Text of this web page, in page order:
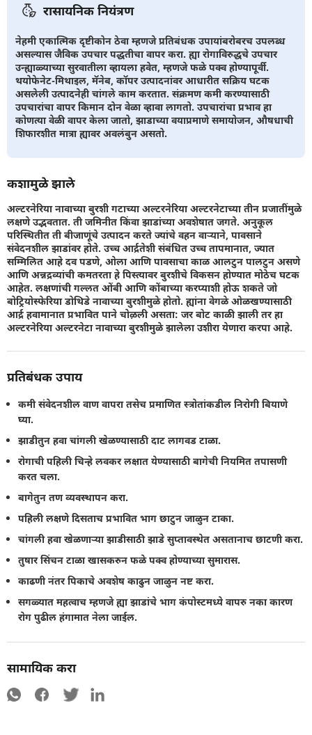
रासायनिक नियंत्रण
नेहमी एकात्मिक दृष्टीकोन ठेवा म्हणजे प्रतिबंधक उपायांबरोबरच उपलब्ध
असल्यास जैविक उपचार पद्धतीचा वापर करा. ह्या रोगाविरुद्धचे उपचार
उन्ह्याळ्याच्या सुरवातीला व्हायला हवेत, म्हणजे फळे पक्व होण्यापूर्वी.
थयोफेनेट-मिथाइल, मॅनेब, कॉपर उत्पादनांवर आधारीत सक्रिय घटक
असलेली उत्पादनेही चांगले काम करतात. संक्रमण कमी करण्यासाठी
उपचारांचा वापर किमान दोन वेळा व्हावा लागतो. उपचारांचा प्रभाव हा
कोणत्या वेळी वापर केला जातो, झाडाच्या वयाप्रमाणे समायोजन, औषधाची
शिफारशीत मात्रा ह्यावर अवलंबुन असतो.
कशामुळे झाले
अल्टरनेरिया नावाच्या बुरशी गटाच्या अल्टरनेरिया अल्टरनेटाच्या तीन प्रजातींमुळे
लक्षणे उद्भवतात. ती जमिनीत किंवा झाडांच्या अवशेषात जगते. अनुकूल
परिस्थितीत ती बीजाणूंचे उत्पादन करते ज्यांचे वहन वार्‍य‍‍ाने, पावसाने
संवेदनशील झाडांवर होते. उच्च आर्द्रतेशी संबंधित उच्च तापमानात, ज्यात
सम्मिलित आहे दव पडणे, ओला आणि पावसाचा काळ आलटुन पालटुन असणे
आणि अन्नद्रव्यांची कमतरता हे पिस्त्यावर बुरशीचे विकसन होण्यात मोठेच घटक
आहेत. लक्षणांची गल्लत ओंबी आणि कोंबाच्या करप्याशी होऊ शकते जो
बोट्रियोस्फेरिया डोथिडे नावाच्या बुरशीमुळे होतो. ह्यांना वेगळे ओळखण्यासाठी
आर्द्र हवामानात प्रभावित पाने चोऴली असता: जर बोट काळी झाली तर हा
अल्टरनेरिया अल्टरनेटा नावाच्या बुरशीमुळे झालेला उशीरा येणारा करपा आहे.
प्रतिबंधक उपाय
कमी संवेदनशील वाण वापरा तसेच प्रमाणित स्त्रोतांकडील निरोगी बियाणे
घ्या.
झाडीतुन हवा चांगली खेळण्यासाठी दाट लागवड टाळा.
रोगाची पहिली चिन्हे लवकर लक्षात येण्यासाठी बागेची नियमित तपासणी
करत चला.
बागेतुन तण व्यवस्थापन करा.
पहिली लक्षणे दिसताच प्रभावित भाग छाटुन जाळुन टाका.
चांगली हवा खेळणार्‍या झाडीसाठी झाडे सुप्तावस्थेत असतानाच छाटणी करा.
तुषार सिंचन टाळा खासकरुन फळे पक्व होण्याच्या सुमारास.
काढणी नंतर पिकाचे अवशेष काढुन जाळुन नष्ट करा.
सगळ्यात महत्वाच म्हणजे ह्या झाडांचे भाग कंपोस्टमध्ये वापरु नका कारण
रोग पुढील हंगामात नेला जाईल.
सामायिक करा